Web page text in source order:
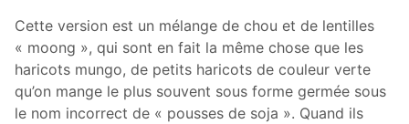
Cette version est un mélange de chou et de lentilles
« moong », qui sont en fait la même chose que les
haricots mungo, de petits haricots de couleur verte
qu’on mange le plus souvent sous forme germée sous
le nom incorrect de « pousses de soja ». Quand ils